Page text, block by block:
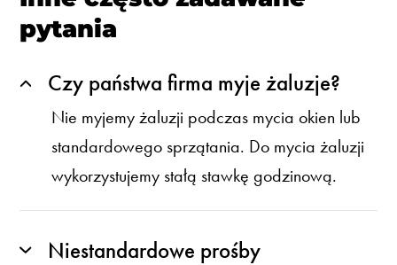
pytania
Czy państwa firma myje żaluzje?
Nie myjemy żaluzji podczas mycia okien lub
standardowego sprzątania. Do mycia żaluzji
wykorzystujemy stałą stawkę godzinową.
Niestandardowe prośby